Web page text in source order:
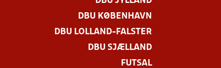
DBU KØBENHAVN
DBU LOLLAND-FALSTER
DBU SJÆLLAND
FUTSAL